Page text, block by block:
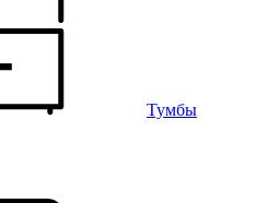
Тумбы